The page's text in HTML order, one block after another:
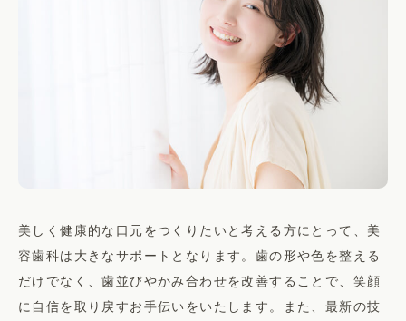
美しく健康的な口元をつくりたいと考える方にとって、美
容歯科は大きなサポートとなります。歯の形や色を整える
だけでなく、歯並びやかみ合わせを改善することで、笑顔
に自信を取り戻すお手伝いをいたします。また、最新の技